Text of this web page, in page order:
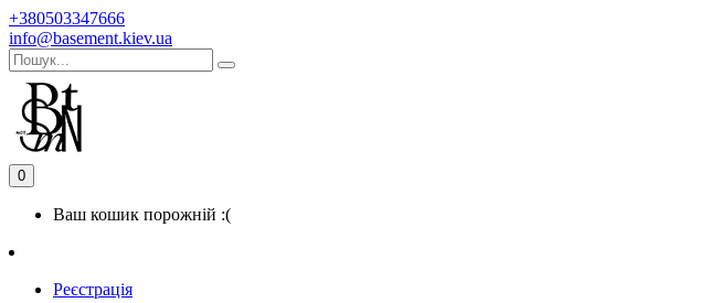
+380503347666
info@basement.kiev.ua
0
Ваш кошик порожній :(
Реєстрація